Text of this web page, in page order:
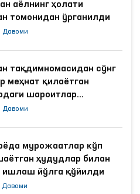
аёлнинг ҳолати
томонидан ўрганилди
Давоми
тақдимномасидан сўнг
меҳнат қилаётган
шароитлар
Давоми
мурожаатлар кўп
ҳудудлар билан
ишлаш йўлга қўйилди
Давоми